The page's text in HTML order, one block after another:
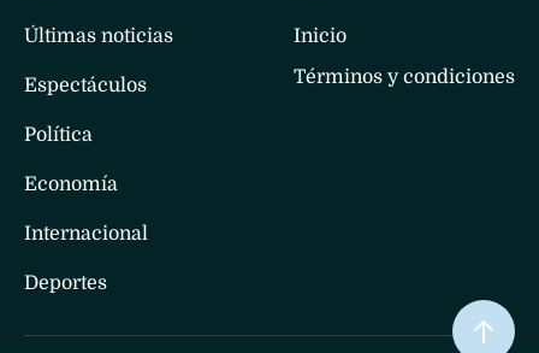
Inicio
Términos y condiciones
Últimas noticias
Espectáculos
Política
Economía
Internacional
Deportes